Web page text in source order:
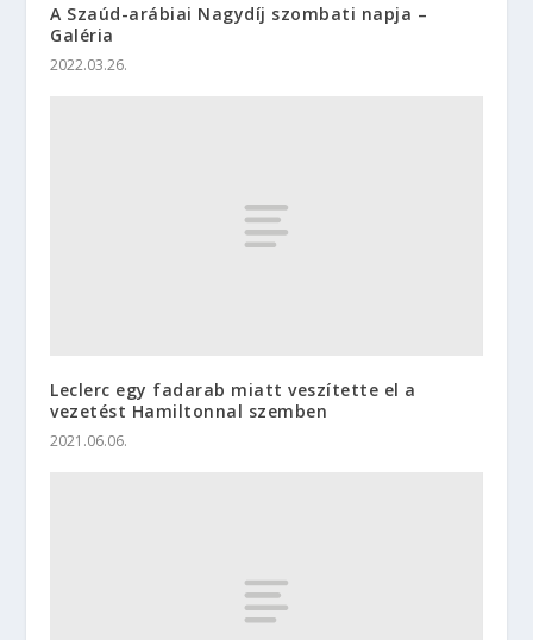
A Szaúd-arábiai Nagydíj szombati napja –
Galéria
2022.03.26.
Leclerc egy fadarab miatt veszítette el a
vezetést Hamiltonnal szemben
2021.06.06.